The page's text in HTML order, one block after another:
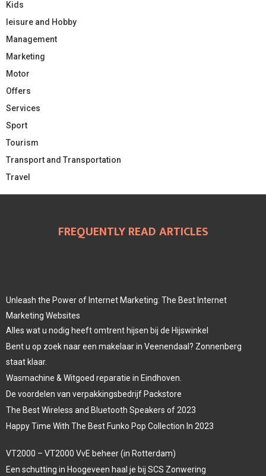
Kids
leisure and Hobby
Management
Marketing
Motor
Offers
Services
Sport
Tourism
Transport and Transportation
Travel
FREQUENTLY READ ARTICLES
Unleash the Power of Internet Marketing: The Best Internet
Marketing Websites
Alles wat u nodig heeft omtrent hijsen bij de Hijswinkel
Bent u op zoek naar een makelaar in Veenendaal? Zonnenberg
staat klaar.
Wasmachine & Witgoed reparatie in Eindhoven.
De voordelen van verpakkingsbedrijf Packstore
The Best Wireless and Bluetooth Speakers of 2023
Happy Time With The Best Funko Pop Collection In 2023
VT2000 – VT2000 VvE beheer (in Rotterdam)
Een schutting in Hoogeveen haal je bij SCS Zonwering